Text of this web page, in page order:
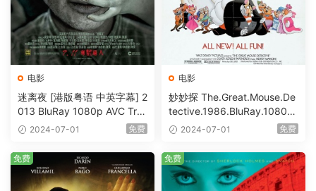
电影
迷离夜 [港版粤语 中英字幕] 2
013 BluRay 1080p AVC Tru
eHD5.1 [BDISO 22.64GB]
2024-07-01 免费
电影
妙妙探 The.Great.Mouse.De
tective.1986.BluRay.1080p.
AVC.DTS-HD.MA.5.1-HDHo
2024-07-01 免费
免费 免费